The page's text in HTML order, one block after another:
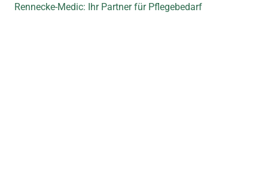
Rennecke-Medic: Ihr Partner für Pflegebedarf